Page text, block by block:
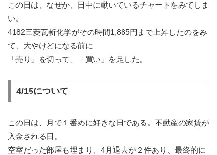
この日は、なぜか、日中に動いているチャートをみてしま
い。
4182三菱瓦斬化学がその時間1,885円まで上昇したのをみ
て、大やけどになる前に
「売り」を切って、「買い」を足した。
4/15について
この日は、月で１番めに好きな日である。不動産の家賃が
入金される日。
空室だった部屋も埋まり、4月退去が２件あり、最終的に